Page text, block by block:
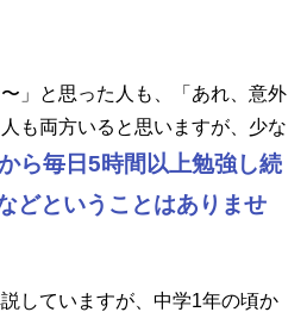
」と思った人も、「あれ、意外
も両方いると思いますが、少な
ら毎日5時間以上勉強し続
どということはありませ
していますが、中学1年の頃か